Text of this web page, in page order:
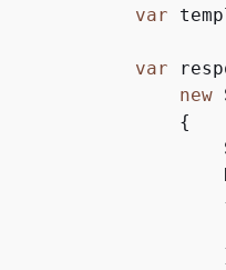
var
var
new
{